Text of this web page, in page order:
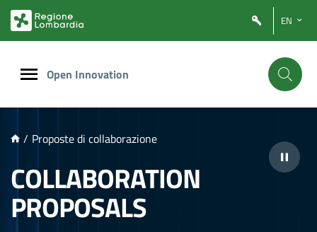
PRINCIPALE
EN
Open Innovation
/ Proposte di collaborazione
COLLABORATION
PROPOSALS